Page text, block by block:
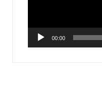
00:00